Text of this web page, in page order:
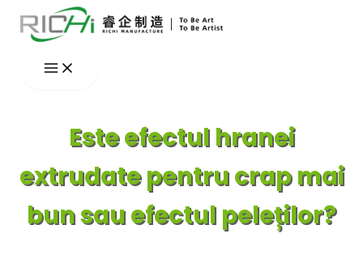
Skip
Este efectul hranei
extrudate pentru crap mai
bun sau efectul peleților?